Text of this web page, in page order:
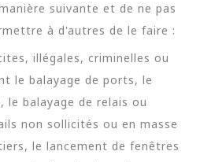
suivante et de ne pas
à d'autres de le faire :
illégales, criminelles ou
le balayage de ports, le
le balayage de relais ou
non sollicités ou en masse
le lancement de fenêtres